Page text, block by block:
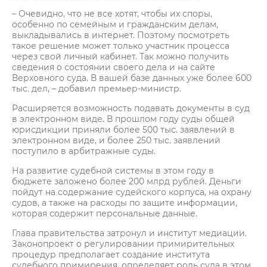
– Очевидно, что не все хотят, чтобы их споры,
особенно по семейным и гражданским делам,
выкладывались в интернет. Поэтому посмотреть
такое решение может только участник процесса
через свой личный кабинет. Так можно получить
сведения о состоянии своего дела и на сайте
Верховного суда. В вашей базе данных уже более 600
тыс. дел, – добавил премьер-министр.
Расширяется возможность подавать документы в суд
в электронном виде. В прошлом году суды общей
юрисдикции приняли более 500 тыс. заявлений в
электронном виде, и более 250 тыс. заявлений
поступило в арбитражные суды.
На развитие судебной системы в этом году в
бюджете заложено более 200 млрд рублей. Деньги
пойдут на содержание судейского корпуса, на охрану
судов, а также на расходы по защите информации,
которая содержит персональные данные.
Глава правительства затронул и институт медиации.
Законопроект о регулировании примирительных
процедур предполагает создание института